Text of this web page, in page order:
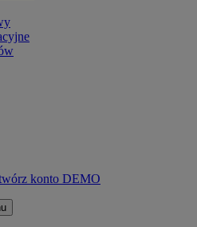
konto DEMO